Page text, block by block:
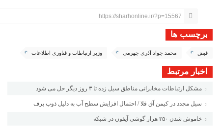
https://sharhonline.ir/?p=15567
برچسب ها
قبض محمد جواد آذری جهرمی وزیر ارتباطات و فناوری اطلاعات
اخبار مرتبط
مشکل ارتباطات مخابراتی مناطق سیل زده تا ۳ روز دیگر حل می شود
سیل مجدد در کیمن آق قلا / احتمال افزایش سطح آب به دلیل ذوب برف
خاموش شدن ۳۵۰ هزار گوشی آیفون در شبکه